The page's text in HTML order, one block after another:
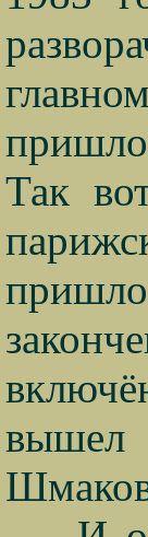
Так
вышел